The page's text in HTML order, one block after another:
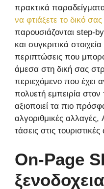
πρακτικά
να φτιάξετε το δικό
παρουσιάζονται step-
και συγκριτικά
περιπτώσεις που
άμεσα στη δική σας
περιεχόμενο που έχει
πολυετή εμπειρία στον
αξιοποιεί τα πιο
αλγοριθμικές
τάσεις στις
On-Page